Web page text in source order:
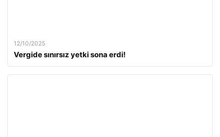
12/10/2025
Vergide sınırsız yetki sona erdi!